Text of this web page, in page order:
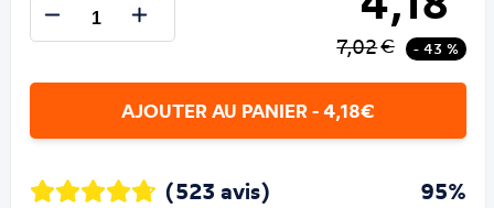
7,02€ - 43 %
AJOUTER AU PANIER - 4,18€
(523 avis) 95%